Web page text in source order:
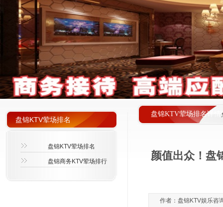
盘锦KTV荤场排名详情
盘锦KTV荤场排名
盘锦KTV荤场排名
盘锦商务KTV荤场排行 颜值出众！盘
作者：盘锦KTV娱乐